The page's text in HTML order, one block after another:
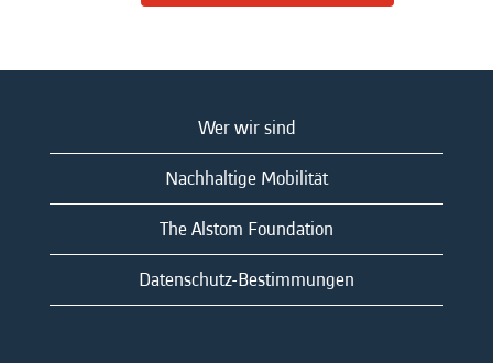
Wer wir sind
Nachhaltige Mobilität
The Alstom Foundation
Datenschutz-Bestimmungen